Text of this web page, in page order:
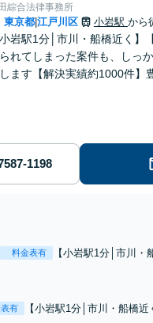
綜合法律事務所
東京都 江戸川区 小岩駅 から
小岩駅1分│市川・船橋近く】
れてしまった案件も、しっ
ます【解決実績約1000件】
料金表有
【小岩駅1分│市川・
家の財産分与に対応
軽にご相談ください
有
【小岩駅1分│市川・船橋